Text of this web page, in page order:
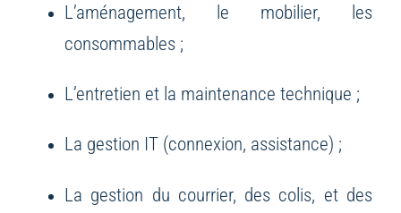
L’aménagement, le mobilier, les
consommables ;
L’entretien et la maintenance technique ;
La gestion IT (connexion, assistance) ;
La gestion du courrier, des colis, et des